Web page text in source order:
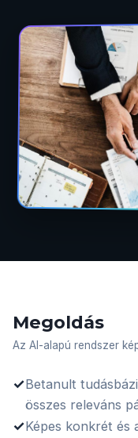
Megoldás
Az AI-alapú rendszer
✓Betanult
összes releváns
✓Képes konkrét és